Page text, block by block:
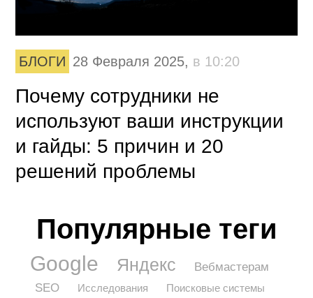
БЛОГИ 28 Февраля 2025, в 10:20
Почему сотрудники не
используют ваши инструкции
и гайды: 5 причин и 20
решений проблемы
Популярные теги
Google Яндекс
Вебмастерам
SEO
Исследования Поисковые системы